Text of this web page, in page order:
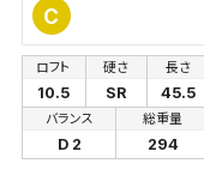
C
ロフト
10.5
硬さ
SR
長さ
45.5
バランス
D 2
総重量
294